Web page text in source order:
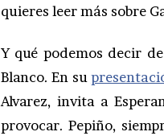
quieres leer más sobre
Y qué podemos decir
Blanco. En su
Alvarez, invita a
provocar. Pepiño,